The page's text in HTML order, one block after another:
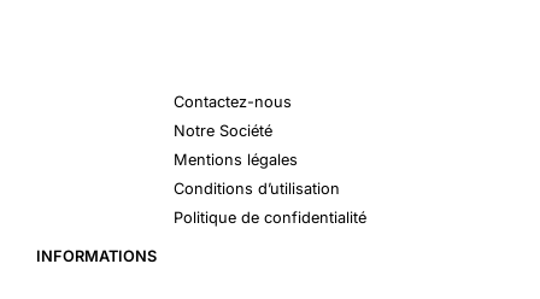
Contactez-nous
Notre Société
Mentions légales
Conditions d’utilisation
Politique de confidentialité
INFORMATIONS